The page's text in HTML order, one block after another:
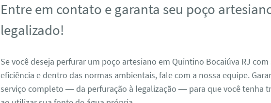
Entre em contato e garanta seu poço
legalizado!
Se você deseja perfurar um poço artesiano em Quintino Bocaiúva RJ com
eficiência e dentro das normas ambientais, fale com a nossa equipe.
serviço completo — da perfuração à legalização — para que você tenha